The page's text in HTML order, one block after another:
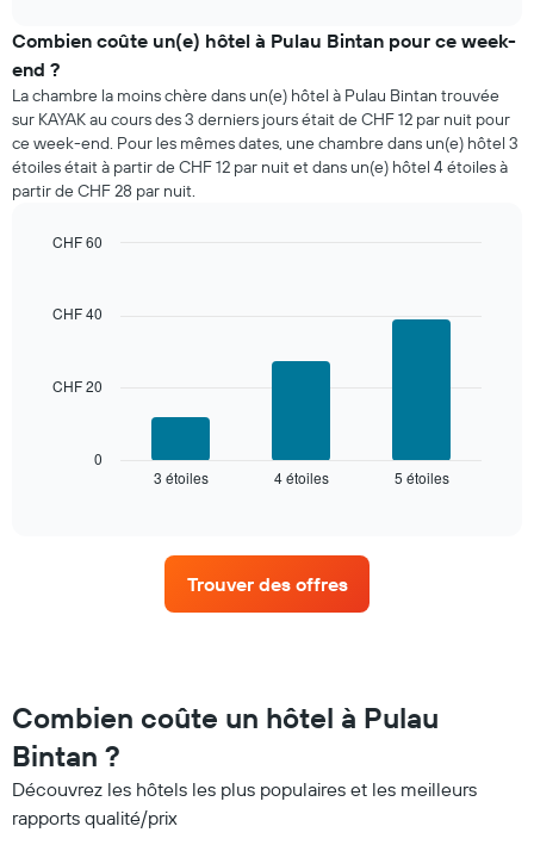
moyen
d'une
chambre
pour
ce
soir,
calculé
sur
et
nombre
graphique,
le
graphique,
1
axe
indiquent
Combien coûte un(e) hôtel à Pulau Bintan pour ce week-
end ?
La chambre la moins chère dans un(e) hôtel à Pulau Bintan trouvée
sur KAYAK au cours des 3 derniers jours était de CHF 12 par nuit pour
ce week-end. Pour les mêmes dates, une chambre dans un(e) hôtel 3
étoiles était à partir de CHF 12 par nuit et dans un(e) hôtel 4 étoiles à
partir de CHF 28 par nuit.
with
Le
dessous
calculé
sur
les
derniers
jours
3 étoiles 4 étoiles 5 étoiles
0
CHF 20
CHF 40
CHF 60
Trouver des offres
Combien coûte un hôtel à Pulau
Bintan ?
Découvrez les hôtels les plus populaires et les meilleurs
rapports qualité/prix